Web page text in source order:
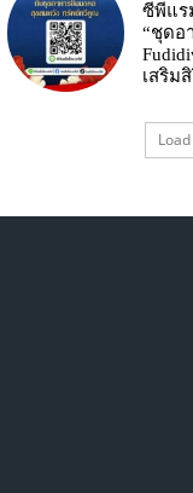
ซีพีแร
“ชุดอ
เสริม